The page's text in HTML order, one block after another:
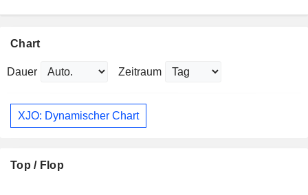
Chart
Dauer Zeitraum
XJO: Dynamischer Chart
Top / Flop